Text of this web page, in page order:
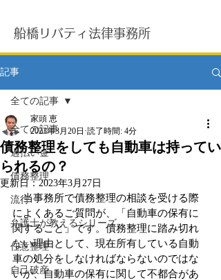
船橋リバティ法律事務所
記事
全ての記事
過払い金
債務整理
流行
弁護士が教えるシリーズ
任意整理
自己破産
全ての記事
債務整理をしても自動車は持ってい
られるの？
家頭 恵
2023年3月20日 読了時間: 4分
更新日：2023年3月27日
当事務所で債務整理の相談を受ける際
によくあるご質問が、「自動車の保有に
関すること」です。債務整理に踏み切れ
ない理由として、現在所有している自動
車の処分をしなければならないのではな
いか、自動車の保有に関して不都合があ